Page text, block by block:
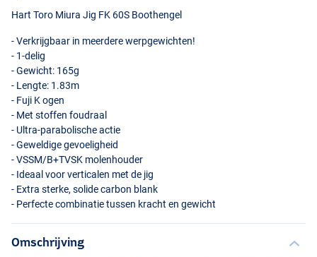
Hart Toro Miura Jig FK 60S Boothengel
- Verkrijgbaar in meerdere werpgewichten!
- 1-delig
- Gewicht: 165g
- Lengte: 1.83m
- Fuji K ogen
- Met stoffen foudraal
- Ultra-parabolische actie
- Geweldige gevoeligheid
-VSSM/B+TVSK molenhouder
- Ideaal voor verticalen met de jig
- Extra sterke, solide carbon blank
- Perfecte combinatie tussen kracht en gewicht
Omschrijving